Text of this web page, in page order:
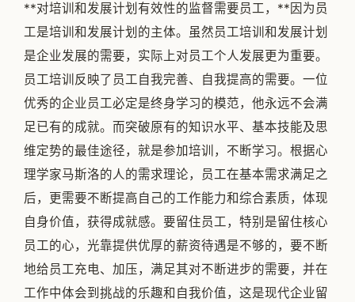
**对培训和发展计划有效性的监督需要员工，**因为员
工是培训和发展计划的主体。虽然员工培训和发展计划
是企业发展的需要，实际上对员工个人发展更为重要。
员工培训反映了员工自我完善、自我提高的需要。一位
优秀的企业员工必定是终身学习的模范，他永远不会满
足已有的成就。而突破原有的知识水平、基本技能及思
维定势的最佳途径，就是参加培训，不断学习。根据心
理学家马斯洛的人的需求理论，员工在基本需求满足之
后，更需要不断提高自己的工作能力和综合素质，体现
自身价值，获得成就感。要留住员工，特别是留住核心
员工的心，光靠提供优厚的薪资待遇是不够的，要不断
地给员工充电、加压，满足其对不断进步的需要，并在
工作中体会到挑战的乐趣和自我价值，这是现代企业留